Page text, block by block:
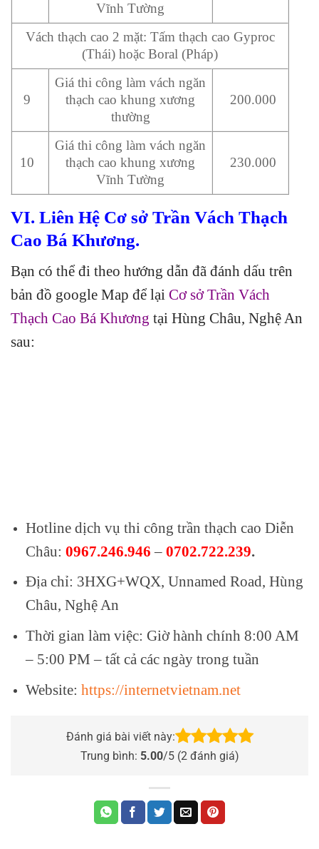
Vĩnh Tường
Vách thạch cao 2 mặt: Tấm thạch cao Gyproc
(Thái) hoặc Boral (Pháp)
9
Giá thi công làm vách ngăn
thạch cao khung xương
thường
200.000
10
Giá thi công làm vách ngăn
thạch cao khung xương
Vĩnh Tường
230.000
VI. Liên Hệ Cơ sở Trần Vách Thạch
Cao Bá Khương.
Bạn có thể đi theo hướng dẫn đã đánh dấu trên
bản đồ google Map để lại Cơ sở Trần Vách
Thạch Cao Bá Khương tại Hùng Châu, Nghệ An
sau:
Hotline dịch vụ thi công trần thạch cao Diễn
Châu: 0967.246.946 – 0702.722.239.
Địa chỉ: 3HXG+WQX, Unnamed Road, Hùng
Châu, Nghệ An
Thời gian làm việc: Giờ hành chính 8:00 AM
– 5:00 PM – tất cả các ngày trong tuần
Website: https://internetvietnam.net
Đánh giá bài viết này:
Trung bình: 5.00/5 (2đánh giá)